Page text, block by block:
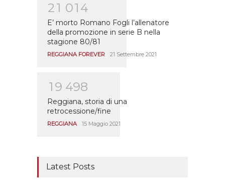
21 01 4
E’ morto Romano Fogli l’allenatore
della promozione in serie B nella
stagione 80/81
REGGIANA FOREVER 21 Settembre 2021
1 9 498
Reggiana, storia di una
retrocessione/fine
REGGIANA 15 Maggio 2021
Latest Posts